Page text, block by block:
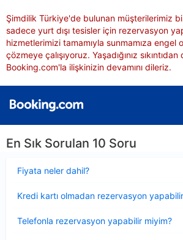
Şimdilik Türkiye'de bulunan müşterilerimiz
sadece yurt dışı tesisler için rezervasyon
hizmetlerimizi tamamıyla sunmamıza engel
çözmeye çalışıyoruz. Yaşadığınız
Booking.com'la ilişkinizin devamını dileriz.
En Sık Sorulan 10 Soru
Fiyata neler dahil?
Kredi kartı olmadan rezervasyon
Telefonla rezervasyon yapabilir miyim?